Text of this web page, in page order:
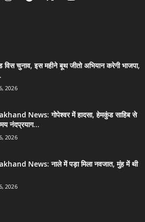
विस चुनाव, इस महीने बूथ जीतो अभियान करेगी भाजपा,
2026
News: गोपेश्वर में हादसा, हेमकुंड साहिब से
नंदप्रयाग...
2026
News: नाले में पड़ा मिला नवजात, मुंह में थी
2026